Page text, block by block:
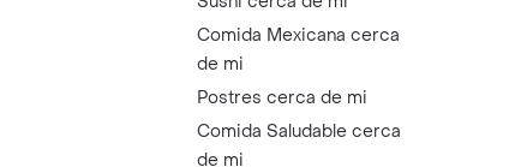
Comida Mexicana cerca
de mi
Postres cerca de mi
Comida Saludable cerca
de mi